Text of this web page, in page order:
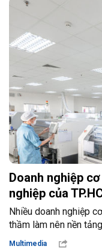
Doanh nghiệp
nghiệp của
Nhiều doanh nghiệp
thầm làm nên nền
Multimedia